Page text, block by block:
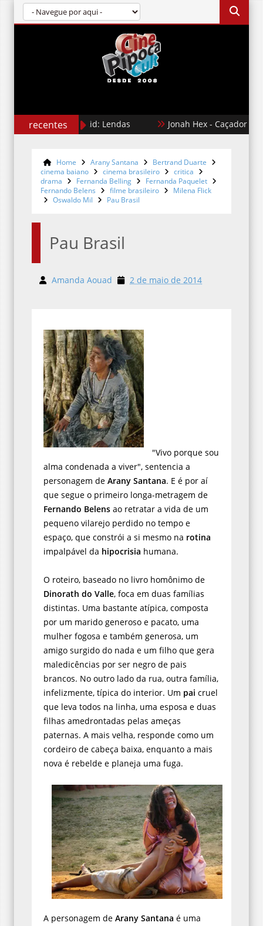
recentes
Karate Kid: Lendas Jonah Hex - Caçador de
Home Arany Santana
Bertrand Duarte
cinema baiano
cinema brasileiro
critica
drama
Fernanda Belling
Fernanda Paquelet
Fernando Belens
filme brasileiro
Milena Flick
Oswaldo Mil
Pau Brasil
Pau Brasil
Amanda Aouad 2 de maio de 2014
"Vivo porque sou
alma condenada a viver", sentencia a
personagem de Arany Santana. E é por aí
que segue o primeiro longa-metragem de
Fernando Belens ao retratar a vida de um
pequeno vilarejo perdido no tempo e
espaço, que constrói a si mesmo na rotina
impalpável da hipocrisia humana.
O roteiro, baseado no livro homônimo de
Dinorath do Valle, foca em duas famílias
distintas. Uma bastante atípica, composta
por um marido generoso e pacato, uma
mulher fogosa e também generosa, um
amigo surgido do nada e um filho que gera
maledicências por ser negro de pais
brancos. No outro lado da rua, outra família,
infelizmente, típica do interior. Um pai cruel
que leva todos na linha, uma esposa e duas
filhas amedrontadas pelas ameças
paternas. A mais velha, responde como um
cordeiro de cabeça baixa, enquanto a mais
nova é rebelde e planeja uma fuga.
A personagem de Arany Santana é uma